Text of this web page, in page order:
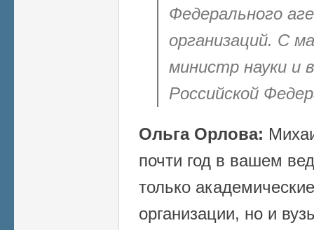
Федерального
организаций. С
министр науки и
Российской
Ольга Орлова:
почти год в вашем
только
организации, но и